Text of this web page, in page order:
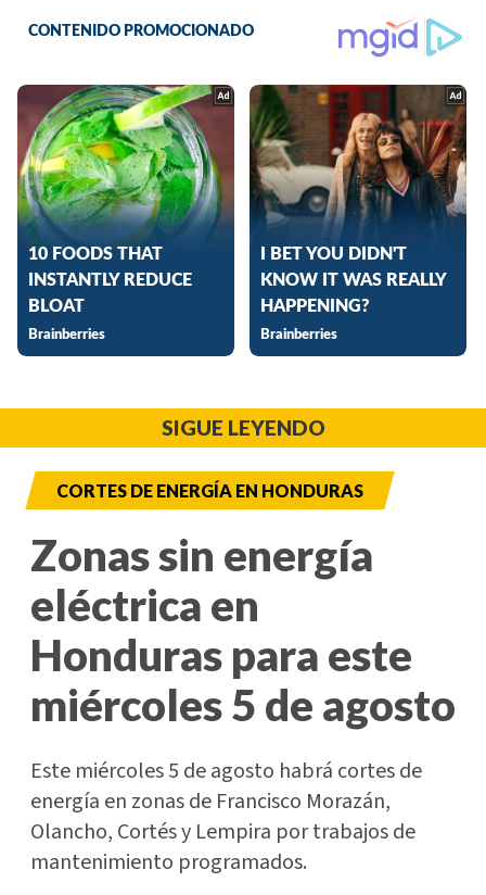
SIGUE LEYENDO
CORTES DE ENERGÍA EN HONDURAS
Zonas sin energía
eléctrica en
Honduras para este
miércoles 5 de agosto
Este miércoles 5 de agosto habrá cortes de
energía en zonas de Francisco Morazán,
Olancho, Cortés y Lempira por trabajos de
mantenimiento programados.